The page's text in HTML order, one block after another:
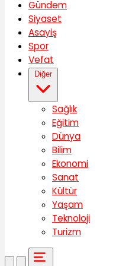
Gündem
Siyaset
Asayiş
Spor
Vefat
Diğer
Sağlık
Eğitim
Dünya
Bilim
Ekonomi
Sanat
Kültür
Yaşam
Teknoloji
Turizm